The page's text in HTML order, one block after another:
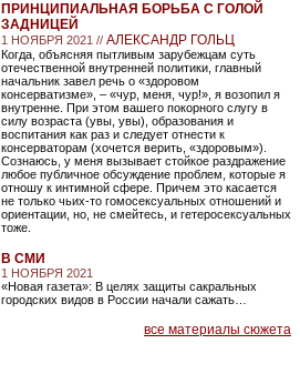
ПРИНЦИПИАЛЬНАЯ БОРЬБА С ГОЛОЙ
ЗАДНИЦЕЙ
1 НОЯБРЯ 2021 // АЛЕКСАНДР ГОЛЬЦ
Когда, объясняя пытливым зарубежцам суть
отечественной внутренней политики, главный
начальник завел речь о «здоровом
консерватизме», – «чур, меня, чур!», я возопил я
внутренне. При этом вашего покорного слугу в
силу возраста (увы, увы), образования и
воспитания как раз и следует отнести к
консерваторам (хочется верить, «здоровым»).
Сознаюсь, у меня вызывает стойкое раздражение
любое публичное обсуждение проблем, которые я
отношу к интимной сфере. Причем это касается
не только чьих-то гомосексуальных отношений и
ориентации, но, не смейтесь, и гетеросексуальных
тоже.
В СМИ
1 НОЯБРЯ 2021
«Новая газета»: В целях защиты сакральных
городских видов в России начали сажать…
все материалы сюжета